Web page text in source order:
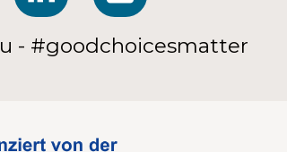
- #goodchoicesmatter